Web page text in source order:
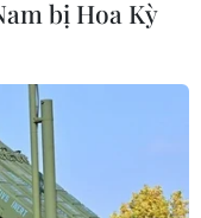
bị Hoa Kỳ